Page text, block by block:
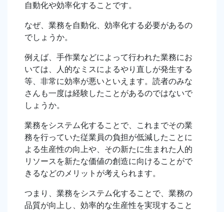
自動化や効率化することです。
なぜ、業務を自動化、効率化する必要があるの
でしょうか。
例えば、手作業などによって行われた業務にお
いては、人的なミスによるやり直しが発生する
等、非常に効率が悪いといえます。読者のみな
さんも一度は経験したことがあるのではないで
しょうか。
業務をシステム化することで、これまでその業
務を行っていた従業員の負担が低減したことに
よる生産性の向上や、その新たに生まれた人的
リソースを新たな価値の創造に向けることがで
きるなどのメリットが考えられます。
つまり、業務をシステム化することで、業務の
品質が向上し、効率的な生産性を実現すること